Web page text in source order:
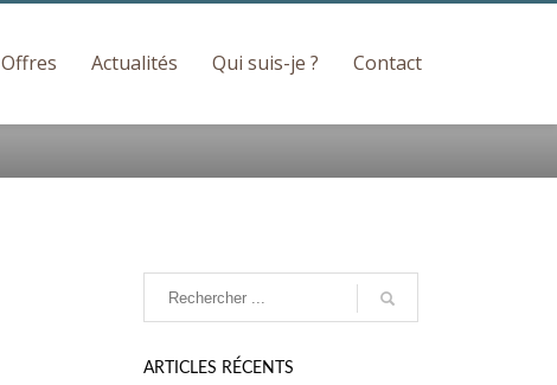
Offres Actualités Qui suis-je ? Contact
Mois : mars 2013
ARTICLES RÉCENTS